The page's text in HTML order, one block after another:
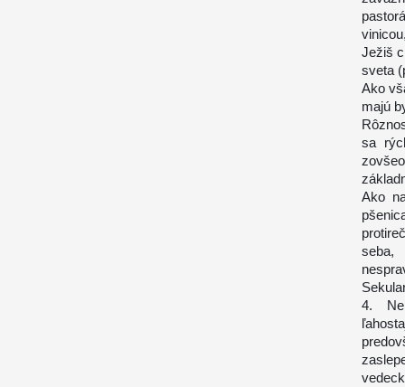
Ježiš
sveta
Ako
majú
sa
Ako
seba,
4.